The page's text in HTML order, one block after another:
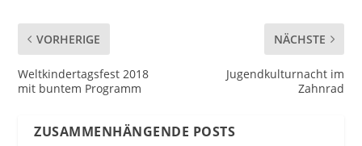
VORHERIGE
Weltkindertagsfest 2018
mit buntem Programm
NÄCHSTE
Jugendkulturnacht im
Zahnrad
ZUSAMMENHÄNGENDE POSTS